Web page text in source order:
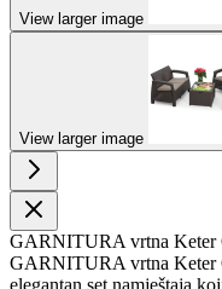
View larger image
View larger image
GARNITURA vrtna Keter
GARNITURA vrtna Keter
elegantan set namještaja